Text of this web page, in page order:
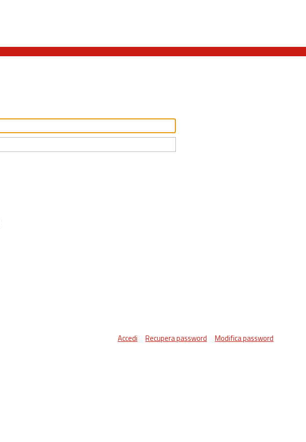
Accedi Recupera password Modifica password